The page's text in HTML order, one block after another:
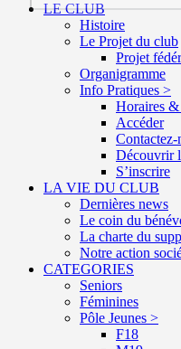
LE CLUB
Histoire
Le Projet du club
Projet
Organigramme
Info Pratiques >
Horaires
Accéder
Contactez-
Découvrir
S’inscrire
LA VIE DU CLUB
Dernières news
Le coin du
La charte du
Notre action
CATEGORIES
Seniors
Féminines
Pôle Jeunes >
F18